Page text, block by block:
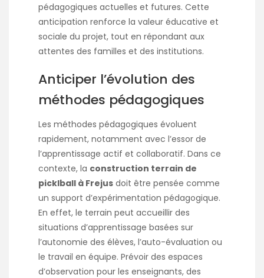
pédagogiques actuelles et futures. Cette
anticipation renforce la valeur éducative et
sociale du projet, tout en répondant aux
attentes des familles et des institutions.
Anticiper l’évolution des
méthodes pédagogiques
Les méthodes pédagogiques évoluent
rapidement, notamment avec l’essor de
l’apprentissage actif et collaboratif. Dans ce
contexte, la construction terrain de
picklball à Frejus doit être pensée comme
un support d’expérimentation pédagogique.
En effet, le terrain peut accueillir des
situations d’apprentissage basées sur
l’autonomie des élèves, l’auto-évaluation ou
le travail en équipe. Prévoir des espaces
d’observation pour les enseignants, des